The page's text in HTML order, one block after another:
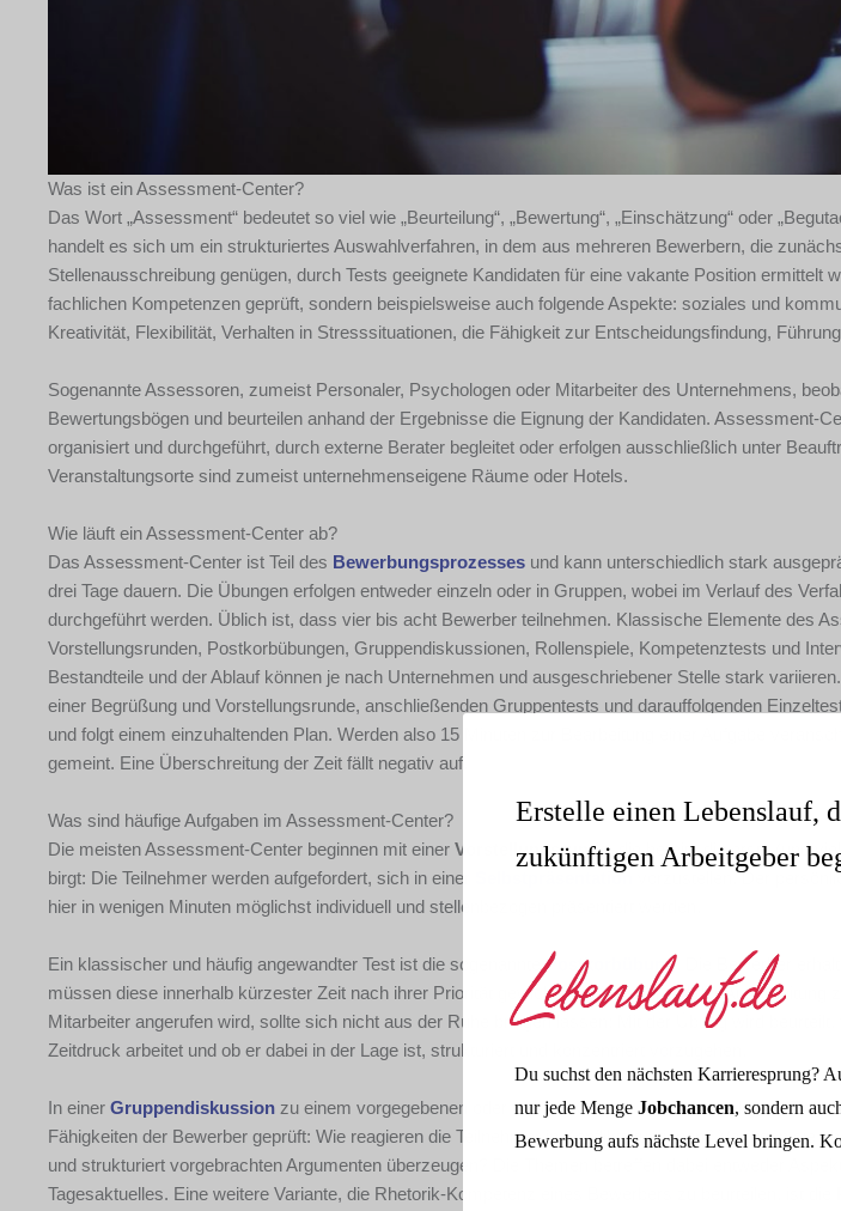
Was ist ein Assessment-Center?
Das Wort „Assessment“ bedeutet so viel wie „Beurteilung“, „Bewertung“, „Einschätzung“ oder
handelt es sich um ein strukturiertes Auswahlverfahren, in dem aus mehreren Bewerbern, die
Stellenausschreibung genügen, durch Tests geeignete Kandidaten für eine vakante Position ermittelt
fachlichen Kompetenzen geprüft, sondern beispielsweise auch folgende Aspekte: soziales und
Kreativität, Flexibilität, Verhalten in Stresssituationen, die Fähigkeit zur Entscheidungsfindung,
Sogenannte Assessoren, zumeist Personaler, Psychologen oder Mitarbeiter des Unternehmens,
Bewertungsbögen und beurteilen anhand der Ergebnisse die Eignung der Kandidaten. Assessment-
organisiert und durchgeführt, durch externe Berater begleitet oder erfolgen ausschließlich unter
Veranstaltungsorte sind zumeist unternehmenseigene Räume oder Hotels.
Wie läuft ein Assessment-Center ab?
Das Assessment-Center ist Teil des Bewerbungsprozesses und kann unterschiedlich stark
drei Tage dauern. Die Übungen erfolgen entweder einzeln oder in Gruppen, wobei im Verlauf des
durchgeführt werden. Üblich ist, dass vier bis acht Bewerber teilnehmen. Klassische Elemente des
Vorstellungsrunden, Postkorbübungen, Gruppendiskussionen, Rollenspiele, Kompetenztests und
Bestandteile und der Ablauf können je nach Unternehmen und ausgeschriebener Stelle stark
einer Begrüßung und Vorstellungsrunde, anschließenden Gruppentests und darauffolgenden
und folgt einem einzuhaltenden Plan. Werden also 15 Minuten zur Bearbeitung einer Aufgabe
gemeint. Eine Überschreitung der Zeit fällt negativ auf.
Was sind häufige Aufgaben im Assessment-Center?
Die meisten Assessment-Center beginnen mit einer Vorstellungsrunde, die bereits die erste (und
birgt: Die Teilnehmer werden aufgefordert, sich in einer
Selbstpräsentation
vorzustellen. Der
hier in wenigen Minuten möglichst individuell und stellenbezogen präsentiert werden.
Ein klassischer und häufig angewandter Test ist die sogenanntePostkorbübung. Die Bewerber
müssen diese innerhalb kürzester Zeit nach ihrer Priorität gewichten. Wer während der Ausarbeitung
Mitarbeiter angerufen wird, sollte sich nicht aus der Ruhe bringen lassen: Mit der Übung wird beurteilt,
Zeitdruck arbeitet und ob er dabei in der Lage ist, strukturiert und konzentriert vorzugehen.
In einer Gruppendiskussion zu einem vorgegebenen oder von der Gruppe selbst festgelegten
Fähigkeiten der Bewerber geprüft: Wie reagieren die Teilnehmer in Konfliktsituationen? Verfügen sie
und strukturiert vorgebrachten Argumenten überzeugen? Die Themen betreffen dabei entweder
Tagesaktuelles. Eine weitere Variante, die Rhetorik-Kompetenz eines Bewerbers zu beurteilen, ist die
Erstelle einen Lebenslauf,
zukünftigen Arbeitgeber
Du suchst den nächsten Karrieresprung?
nur jede Menge Jobchancen, sondern
Bewerbung aufs nächste Level bringen.